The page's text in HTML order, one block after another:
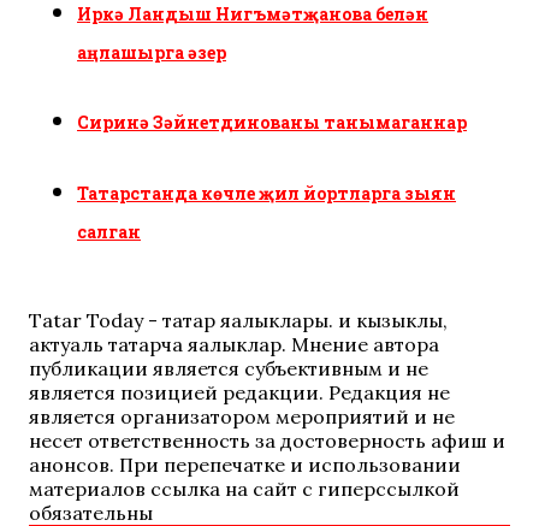
Иркә Ландыш Нигъмәтҗанова белән
аңлашырга әзер
Сиринә Зәйнетдинованы танымаганнар
Татарстанда көчле җил йортларга зыян
салган
Tatar Today - татар яңалыклары. иң кызыклы,
актуаль татарча яңалыклар. Мнение автора
публикации является субъективным и не
является позицией редакции. Редакция не
является организатором мероприятий и не
несет ответственность за достоверность афиш и
анонсов. При перепечатке и использовании
материалов ссылка на сайт с гиперссылкой
обязательны